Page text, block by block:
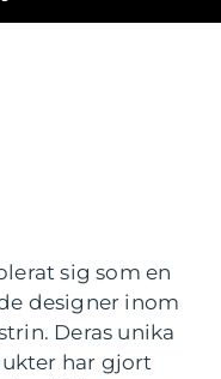
sig som en
designer inom
Deras unika
har gjort